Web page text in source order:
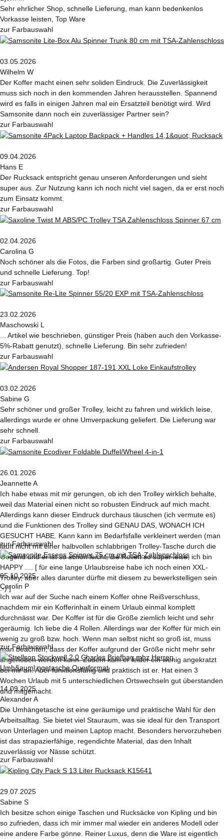
Sehr ehrlicher Shop, schnelle Lieferung, man kann bedenkenlos
Vorkasse leisten, Top Ware
zur Farbauswahl
03.05.2026
Wilhelm W
Der Koffer macht einen sehr soliden Eindruck. Die Zuverlässigkeit
muss sich noch in den kommenden Jahren herausstellen. Spannend
wird es falls in einigen Jahren mal ein Ersatzteil benötigt wird. Wird
Samsonite dann noch ein zuverlässiger Partner sein?
zur Farbauswahl
09.04.2026
Hans E
Der Rucksack entspricht genau unseren Anforderungen und sieht
super aus. Zur Nutzung kann ich noch nicht viel sagen, da er erst noch
zum Einsatz kommt.
zur Farbauswahl
02.04.2026
Carolina G
Noch schöner als die Fotos, die Farben sind großartig. Guter Preis
und schnelle Lieferung. Top!
zur Farbauswahl
23.02.2026
Maschowski L
... Artikel wie beschrieben, günstiger Preis (haben auch den Vorkasse-
5%-Rabatt genutzt), schnelle Lieferung. Bin sehr zufrieden!
zur Farbauswahl
03.02.2026
Sabine G
Sehr schöner und großer Trolley, leicht zu fahren und wirklich leise,
allerdings wurde er ohne Umverpackung geliefert. Die Lieferung war
sehr schnell.
zur Farbauswahl
26.01.2026
Jeannette A
Ich habe etwas mit mir gerungen, ob ich den Trolley wirklich behalte,
weil das Material einen nicht so robusten Eindruck auf mich macht.
Allerdings kann dieser Eindruck durchaus täuschen (ich vermute es)
und die Funktionen des Trolley sind GENAU DAS, WONACH ICH
GESUCHT HABE. Kann kann im Bedarfsfalle verkleinert werden (man
läuft nicht mit einer halbvollen schlabbrigen Trolley-Tasche durch die
Gegend und er ist so schön leicht, die Rollen so super leise, ich bin
HAPPY .... [ für eine lange Urlaubsreise habe ich noch einen XXL-
Trolley, aber alles darunter dürfte mit diesem zu bewerkstelligen sein
:-) ]
zur Farbauswahl
05.10.2025
Carolin P
Ich war auf der Suche nach einem Koffer ohne Reißverschluss,
nachdem mir ein Kofferinhalt in einem Urlaub einmal komplett
durchnässt war. Der Koffer ist für die Größe ziemlich leicht und sehr
geräumig. Ich liebe die 4 Rollen. Allerdings war der Koffer für mich ein
wenig zu groß bzw. hoch. Wenn man selbst nicht so groß ist, muss
man beachten, dass der Koffer aufgrund der Größe nicht mehr sehr
angehoben werden kann. Zudem kam er leider ein wenig angekratzt
bei mir an. Aber funktionsfähig und praktisch ist er. Hat einen 3
Wochen Urlaub mit 5 unterschiedlichen Ortswechseln gut überstanden
und mitgemacht.
zur Farbauswahl
14.09.2025
Alexander A
Die Umhängetasche ist eine geräumige und praktische Wahl für den
Arbeitsalltag. Sie bietet viel Stauraum, was sie ideal für den Transport
von Unterlagen und meinen Laptop macht. Besonders hervorzuheben
ist das strapazierfähige, regendichte Material, das den Inhalt
zuverlässig vor Nässe schützt.
zur Farbauswahl
29.07.2025
Sabine S
Ich besitze schon einige Taschen und Rucksäcke von Kipling und bin
so zufrieden, dass ich mir immer mal wieder ein anderes Modell oder
eine andere Farbe gönne. Reiner Luxus, denn die Ware ist eigentlich